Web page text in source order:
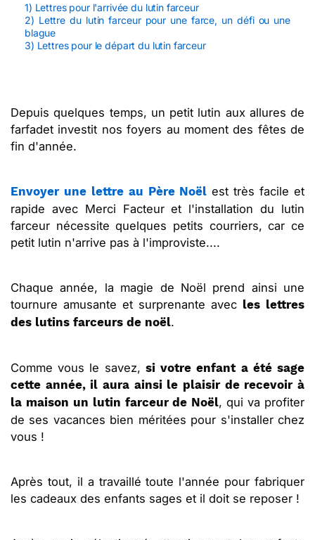
1) Lettres pour l'arrivée du lutin farceur
2) Lettre du lutin farceur pour une farce, un défi ou une
blague
3) Lettres pour le départ du lutin farceur
Depuis quelques temps, un petit lutin aux allures de
farfadet investit nos foyers au moment des fêtes de
fin d'année.
Envoyer une lettre au Père Noël est très facile et
rapide avec Merci Facteur et l'installation du lutin
farceur nécessite quelques petits courriers, car ce
petit lutin n'arrive pas à l'improviste....
Chaque année, la magie de Noël prend ainsi une
tournure amusante et surprenante avec les lettres
des lutins farceurs de noël.
Comme vous le savez, si votre enfant a été sage
cette année, il aura ainsi le plaisir de recevoir à
la maison un lutin farceur de Noël, qui va profiter
de ses vacances bien méritées pour s'installer chez
vous !
Après tout, il a travaillé toute l'année pour fabriquer
les cadeaux des enfants sages et il doit se reposer !